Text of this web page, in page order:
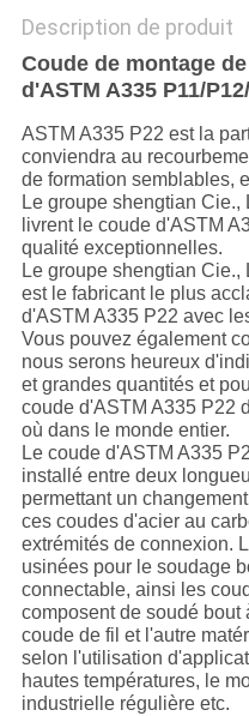
POLITIQUE
DE
Description de produit
Coude de montage
d'ASTM A335 P11/
ASTM A335 P22 est la
conviendra au
de formation semblables,
Le groupe shengtian
livrent le coude d'ASTM
qualité exceptionnelles.
Le groupe shengtian
est le fabricant le plus
d'ASTM A335 P22 avec
Vous pouvez également
nous serons heureux
et grandes quantités et
coude d'ASTM A335 P22
où dans le monde entier.
Le coude d'ASTM A335
installé entre deux
permettant un
ces coudes d'acier au
extrémités de connexion.
usinées pour le soudage
connectable, ainsi les
composent de soudé bout
coude de fil et l'autre
selon l'utilisation
hautes températures, le
industrielle régulière etc.